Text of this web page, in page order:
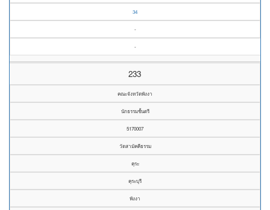
34
-
-
233
คณะจังหวัดพังงา
นักธรรมชั้นตรี
5170007
วัดสามัคคีธรรม
คุระ
คุระบุรี
พังงา